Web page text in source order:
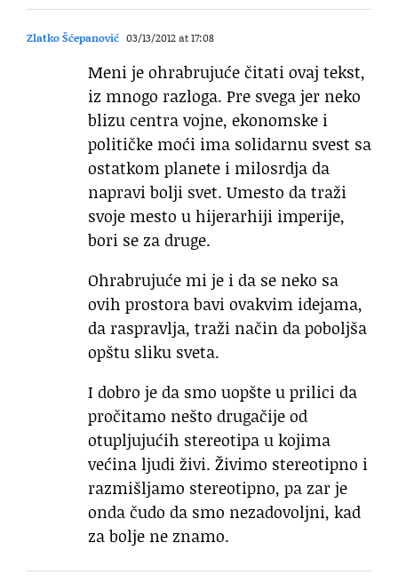
Zlatko Šćepanović 03/13/2012 at 17:08
Meni je ohrabrujuće čitati ovaj tekst,
iz mnogo razloga. Pre svega jer neko
blizu centra vojne, ekonomske i
političke moći ima solidarnu svest sa
ostatkom planete i milosrdja da
napravi bolji svet. Umesto da traži
svoje mesto u hijerarhiji imperije,
bori se za druge.
Ohrabrujuće mi je i da se neko sa
ovih prostora bavi ovakvim idejama,
da raspravlja, traži način da poboljša
opštu sliku sveta.
I dobro je da smo uopšte u prilici da
pročitamo nešto drugačije od
otupljujućih stereotipa u kojima
većina ljudi živi. Živimo stereotipno i
razmišljamo stereotipno, pa zar je
onda čudo da smo nezadovoljni, kad
za bolje ne znamo.